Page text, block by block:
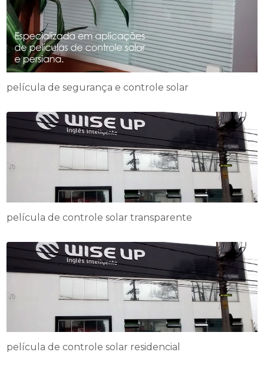
película de segurança e controle solar
película de controle solar transparente
película de controle solar residencial